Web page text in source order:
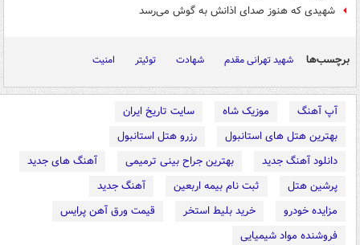
شهیدی که هنوز صدای اذانش به گوش می‌رسد
برچسب‌ها شهید تهرانی مقدم شهادت توئیتر امنیت
آپ آهنگ موزیک شاه
سایت تاریخ ایران
بهترین هتل های استانبول
رزرو هتل استانبول
دانلود آهنگ جدید
بهترین جراح بینی ترمیمی
آهنگ های جدید
پرشین هتل
ثبت نام بیمه اربعین
آهنگ جدید
مزایده خودرو
خرید بلیط استخر
قیمت ورق آهن پرایس
فروشنده مواد شیمیایی